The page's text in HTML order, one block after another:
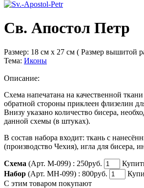
Св. Апостол Петр
Размер: 18 см x 27 см ( Размер вышитой
Тема: Иконы
Описание:
Схема напечатана на качественной
обратной стороны приклеен флизелин
Внизу указано количество бисера,
данной схемы (в штуках).
В состав набора входит: ткань с
(производство Чехия), игла для бисера,
Схема (Арт. М-099) : 250руб.
Набор (Арт. МН-099) : 800руб.
С этим товаром покупают